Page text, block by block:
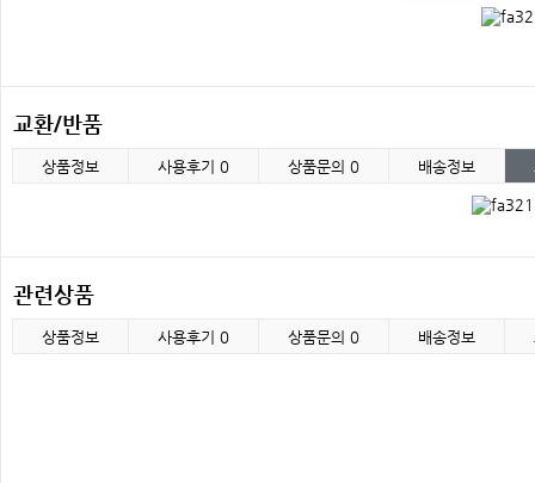
교환/반품
상품정보 사용후기 0 상품문의 0 배송정보
관련상품
상품정보 사용후기 0 상품문의 0 배송정보